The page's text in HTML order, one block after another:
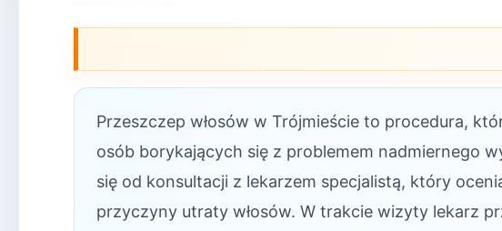
Przeszczep włosów w Trójmieście to procedura,
osób borykających się z problemem nadmiernego
się od konsultacji z lekarzem specjalistą, który
przyczyny utraty włosów. W trakcie wizyty lekarz